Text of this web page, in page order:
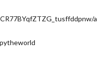
a